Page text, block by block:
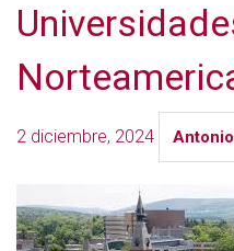
2 diciembre, 2024